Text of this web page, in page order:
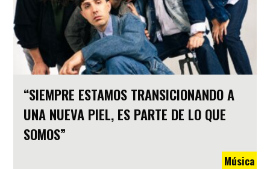
“SIEMPRE ESTAMOS TRANSICIONANDO A
UNA NUEVA PIEL, ES PARTE DE LO QUE
SOMOS”
Música